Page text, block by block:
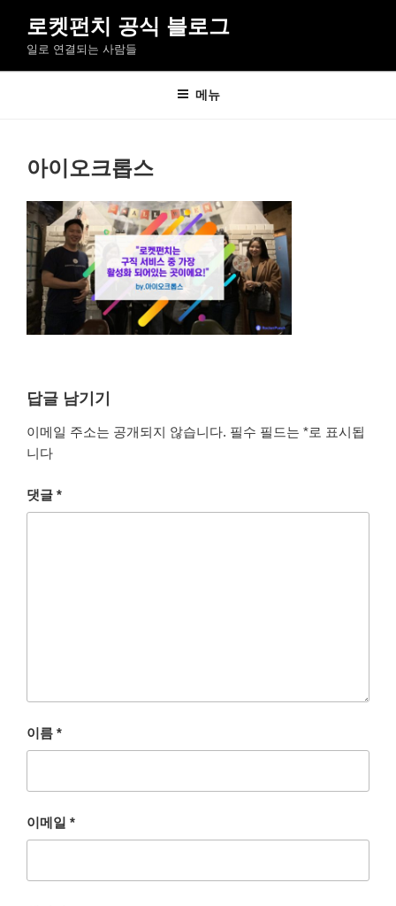
로
로켓펀치 공식 블로그
일로 연결되는 사람들
메뉴
아이오크롭스
답글 남기기
이메일 주소는 공개되지 않습니다. 필수 필드는 *로 표시됩
니다
댓글 *
이름 *
이메일 *